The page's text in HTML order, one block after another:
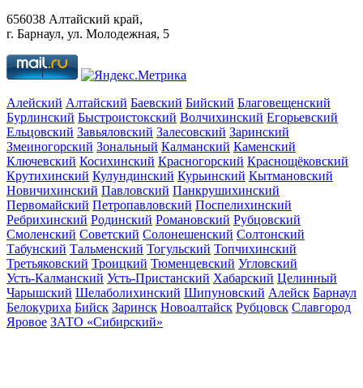
656038 Алтайский край,
г. Барнаул, ул. Молодежная, 5
Алейский Алтайский Баевский Бийский Благовещенский
Бурлинский Быстроистокский Волчихинский Егорьевский
Ельцовский Завьяловский Залесовский Заринский
Змеиногорский Зональный Калманский Каменский
Ключевский Косихинский Красногорский Краснощёковский
Крутихинский Кулундинский Курьинский Кытмановский
Новичихинский Павловский Панкрушихинский
Первомайский Петропавловский Поспелихинский
Ребрихинский Родинский Романовский Рубцовский
Смоленский Советский Солонешенский Солтонский
Табунский Тальменский Тогульский Топчихинский
Третьяковский Троицкий Тюменцевский Угловский
Усть-Калманский Усть-Пристанский Хабарский Целинный
Чарышский Шелаболихинский Шипуновский Алейск Барнаул
Белокуриха Бийск Заринск Новоалтайск Рубцовск Славгород
Яровое ЗАТО «Сибирский»